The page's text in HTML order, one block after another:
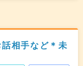
相手など＊未